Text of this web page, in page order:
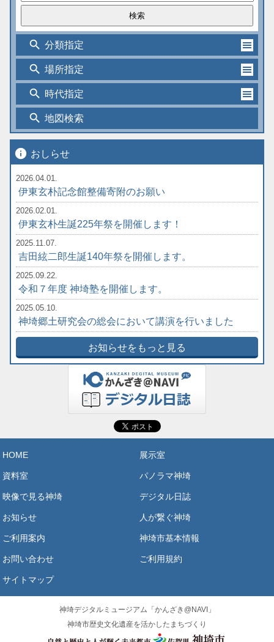
search 分類指定
search 場所指定
search 時代指定
search 地図検索
info おしらせ
2026.04.01.
伊東玄朴記念館整備寄附のお願い
2026.02.01.
伊東玄朴生誕225年祭を開催します！
2025.11.07.
吉田絃二郎生誕140年祭を開催します。
2025.09.22.
令和７年度 神埼塾を開催します。
2025.05.10.
神埼郷土研究会の総会において講演を行いました
お知らせをもっと見る
HOME 展示室
資料室 パノラマ神埼
映像で見る神埼 デジタル日誌
お知らせ 人が繋ぐ神埼
ご利用案内 神埼市基本情報
お問い合わせ ご利用規約
サイトマップ
神埼デジタルミュージアム「かんざき@NAVI」
神埼市歴史文化遺産を活かしたまちづくり